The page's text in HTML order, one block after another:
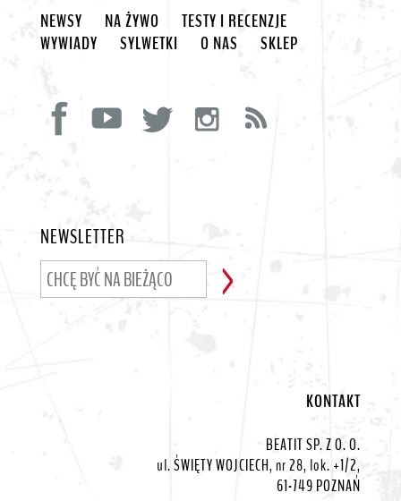
NEWSY NA ŻYWO
TESTY I RECENZJE
WYWIADY
SYLWETKI O NAS SKLEP
NEWSLETTER
KONTAKT
BEATIT SP. Z O. O.
ul. ŚWIĘTY WOJCIECH, nr 28, lok. +1/2,
61-749 POZNAŃ